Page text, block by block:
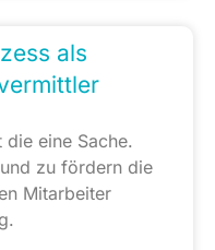
als
eine Sache.
zu fördern die
Mitarbeiter